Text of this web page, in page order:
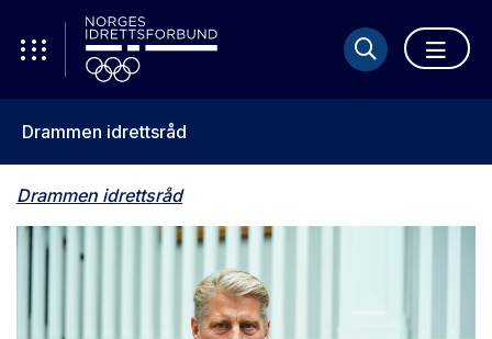
Drammen idrettsråd
Drammen idrettsråd